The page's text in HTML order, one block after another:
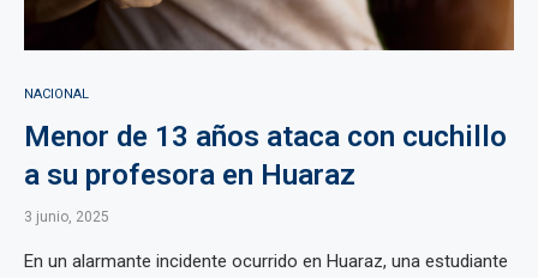
NACIONAL
Menor de 13 años ataca con cuchillo
a su profesora en Huaraz
3 junio, 2025
En un alarmante incidente ocurrido en Huaraz, una estudiante